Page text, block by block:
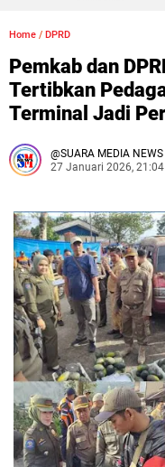
Home / DPRD
Pemkab dan
Tertibkan
Terminal Jadi
SUARA MEDIA NEWS
27 Januari 2026, 21:04